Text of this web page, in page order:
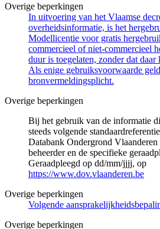
Overige beperkingen
In uitvoering van het Vlaamse
overheidsinformatie, is het
Modellicentie voor gratis
commercieel of niet-commercieel
duur is toegelaten, zonder dat
Als enige gebruiksvoorwaarde
bronvermeldingsplicht.
Overige beperkingen
Bij het gebruik van de informatie
steeds volgende
Databank Ondergrond
beheerder en de specifieke
Geraadpleegd op dd/mm/jjjj, op
https://www.dov.vlaanderen.be
Overige beperkingen
Volgende
Overige beperkingen